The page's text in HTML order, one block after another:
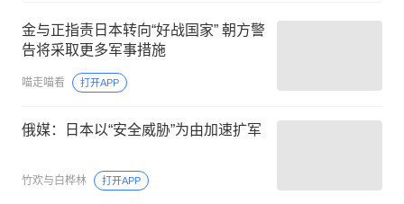
金与正指责日本转向“好战国家” 朝方警
告将采取更多军事措施
喵走喵看 打开APP
俄媒：日本以“安全威胁”为由加速扩军
竹欢与白桦林 打开APP